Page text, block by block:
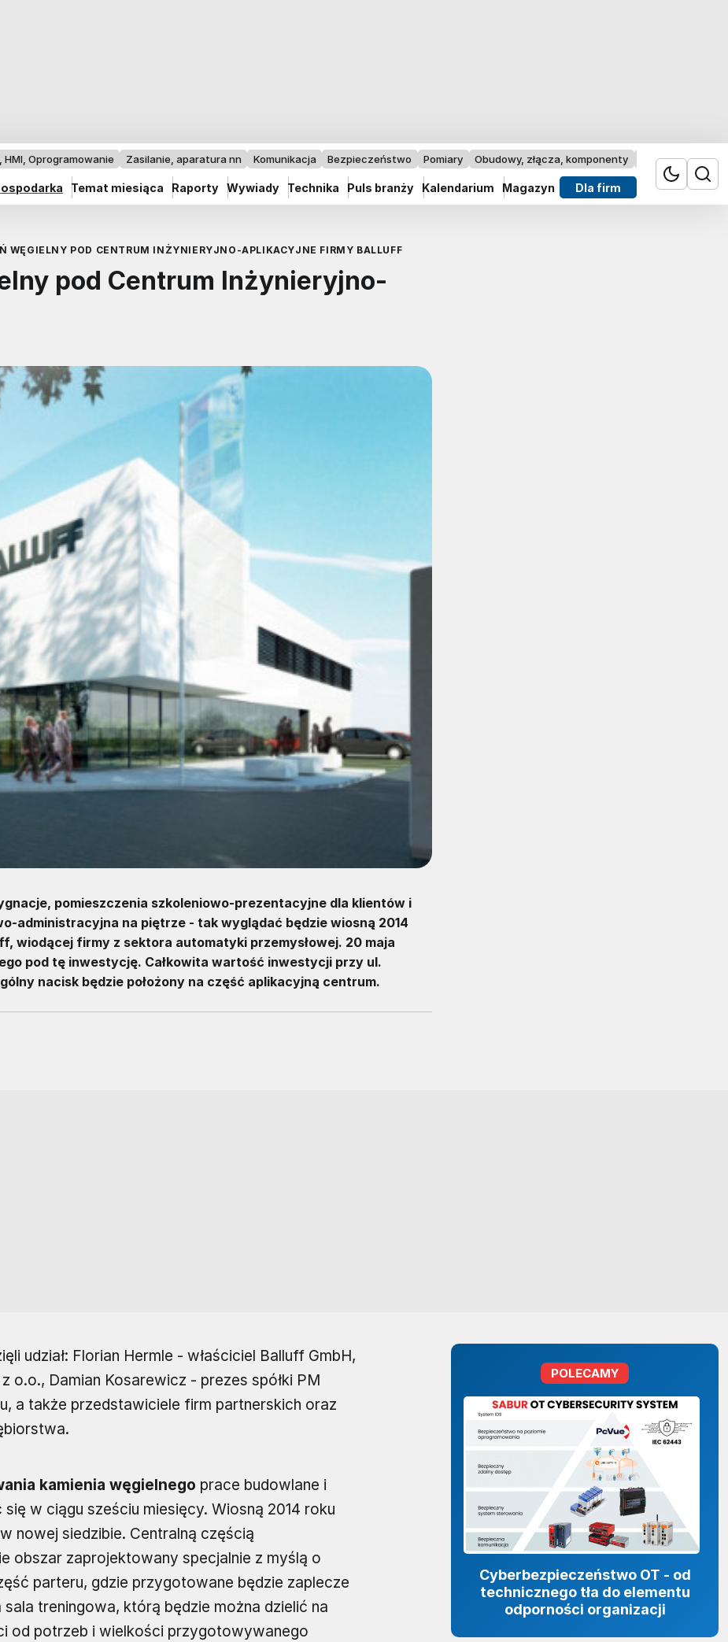
HMI, Oprogramowanie Zasilanie, aparatura nn Komunikacja Bezpieczeństwo Pomiary Obudowy, złącza, komponenty Przemysł 4.0
Temat miesiąca Raporty Wywiady Technika Puls branży Kalendarium Magazyn Dla firm
WĘGIELNY POD CENTRUM INŻYNIERYJNO-APLIKACYJNE FIRMY BALLUFF
pod Centrum Inżynieryjno-
pomieszczenia szkoleniowo-prezentacyjne dla klientów i
administracyjna na piętrze - tak wyglądać będzie wiosną 2014
wiodącej firmy z sektora automatyki przemysłowej. 20 maja
pod tę inwestycję. Całkowita wartość inwestycji przy ul.
nacisk będzie położony na część aplikacyjną centrum.
udział: Florian Hermle - właściciel Balluff GmbH,
o.o., Damian Kosarewicz - prezes spółki PM
a także przedstawiciele firm partnerskich oraz
kamienia węgielnego prace budowlane i
w ciągu sześciu miesięcy. Wiosną 2014 roku
nowej siedzibie. Centralną częścią
obszar zaprojektowany specjalnie z myślą o
parteru, gdzie przygotowane będzie zaplecze
treningowa, którą będzie można dzielić na
od potrzeb i wielkości przygotowywanego
POLECAMY
Cyberbezpieczeństwo OT - od
technicznego tła do elementu
odporności organizacji